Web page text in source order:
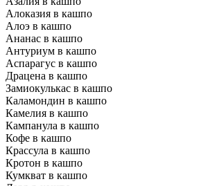
Алоказия в кашпо
Алоэ в кашпо
Ананас в кашпо
Антуриум в кашпо
Аспарагус в кашпо
Драцена в кашпо
Замиокулькас в кашпо
Каламондин в кашпо
Камелия в кашпо
Кампанула в кашпо
Кофе в кашпо
Крассула в кашпо
Кротон в кашпо
Кумкват в кашпо